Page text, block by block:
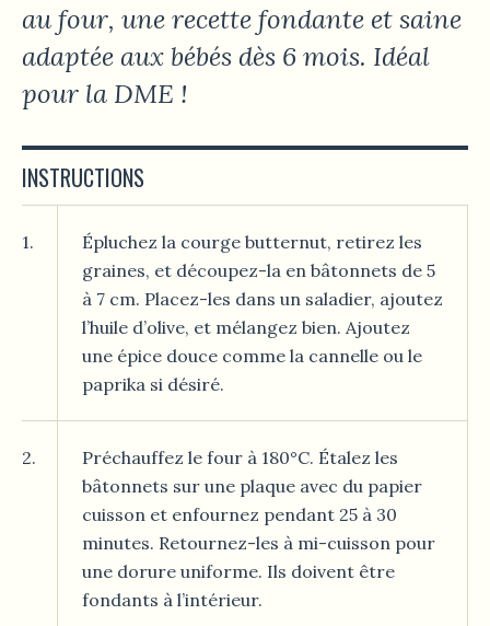
au four, une recette fondante et saine
adaptée aux bébés dès 6 mois. Idéal
pour la DME !
INSTRUCTIONS
1.
Épluchez la courge butternut, retirez les
graines, et découpez-la en bâtonnets de 5
à 7 cm. Placez-les dans un saladier, ajoutez
l’huile d’olive, et mélangez bien. Ajoutez
une épice douce comme la cannelle ou le
paprika si désiré.
2.
Préchauffez le four à 180°C. Étalez les
bâtonnets sur une plaque avec du papier
cuisson et enfournez pendant 25 à 30
minutes. Retournez-les à mi-cuisson pour
une dorure uniforme. Ils doivent être
fondants à l’intérieur.